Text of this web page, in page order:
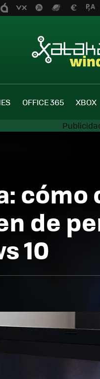
OFFICE 365 XBOX
de
10